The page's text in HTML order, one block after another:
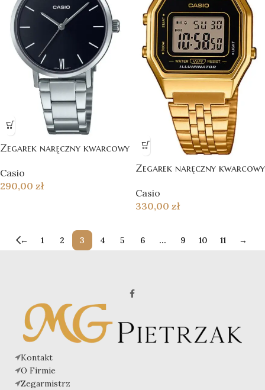
Zegarek naręczny kwarcowy
Casio
290,00 zł
Zegarek naręczny kwarcowy
Casio
330,00 zł
← 1 2 3 4 5 6 … 9 10 11 →
Kontakt
O Firmie
Zegarmistrz